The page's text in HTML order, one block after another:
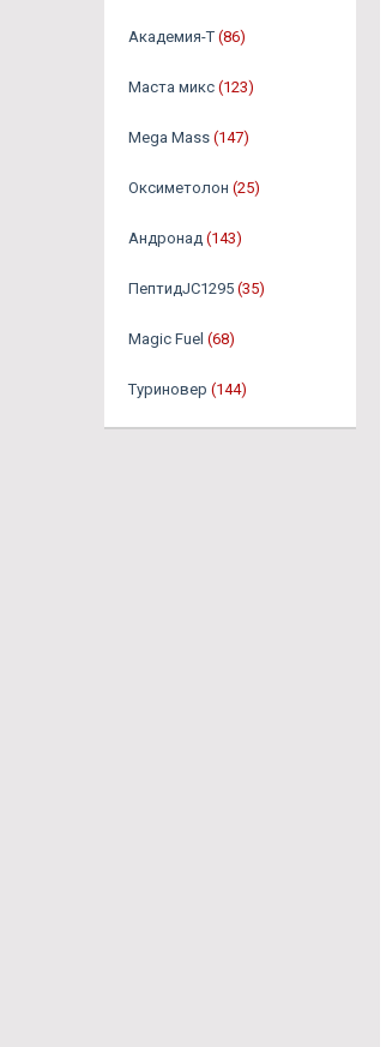
Академия-Т (86)
Маста микс (123)
Mega Mass (147)
Оксиметолон (25)
Андронад (143)
ПептидJC1295 (35)
Magic Fuel (68)
Туриновер (144)